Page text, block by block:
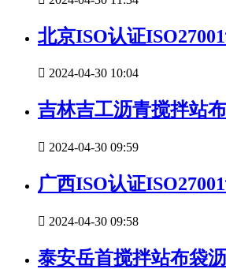
北京ISO认证
 2024-04-30 10:04
吉林吉工沥青搅拌站
 2024-04-30 09:59
广西ISO认证
 2024-04-30 09:58
泰安岳首搅拌站布袋